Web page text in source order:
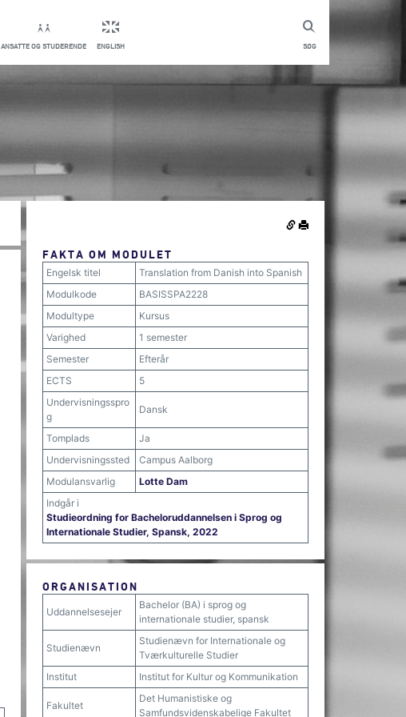
SØG
ANSATTE OG STUDERENDE ENGLISH
FAKTA OM MODULET
Engelsk titel
Translation from Danish into Spanish
Modulkode
BASISSPA2228
Modultype
Kursus
Varighed
1 semester
Semester
Efterår
ECTS
5
Undervisningsspro
g
Dansk
Tomplads
Ja
Undervisningssted
Campus Aalborg
Modulansvarlig
Lotte Dam
Indgår i
Studieordning for Bacheloruddannelsen i Sprog og
Internationale Studier, Spansk, 2022
ORGANISATION
Uddannelsesejer
Bachelor (BA) i sprog og
internationale studier, spansk
Studienævn
Studienævn for Internationale og
Tværkulturelle Studier
Institut
Institut for Kultur og Kommunikation
Fakultet
Det Humanistiske og
Samfundsvidenskabelige Fakultet